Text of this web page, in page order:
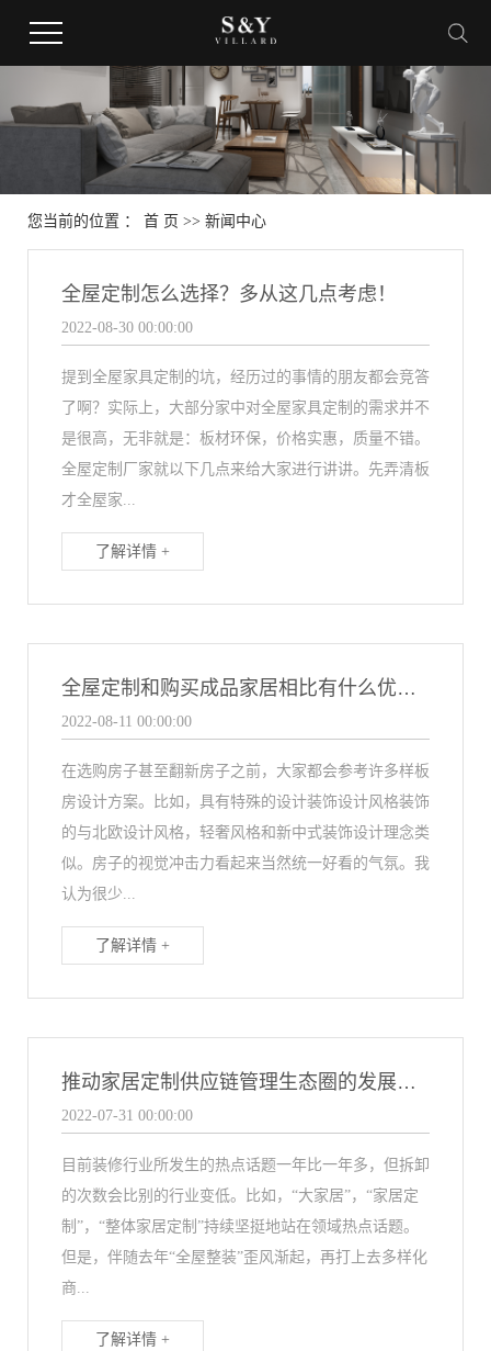
您当前的位置 ： 首 页 >> 新闻中心
全屋定制怎么选择？多从这几点考虑！
2022-08-30 00:00:00
提到全屋家具定制的坑，经历过的事情的朋友都会竞答
了啊？实际上，大部分家中对全屋家具定制的需求并不
是很高，无非就是：板材环保，价格实惠，质量不错。
全屋定制厂家就以下几点来给大家进行讲讲。先弄清板
才全屋家...
了解详情 +
全屋定制和购买成品家居相比有什么优势？
2022-08-11 00:00:00
在选购房子甚至翻新房子之前，大家都会参考许多样板
房设计方案。比如，具有特殊的设计装饰设计风格装饰
的与北欧设计风格，轻奢风格和新中式装饰设计理念类
似。房子的视觉冲击力看起来当然统一好看的气氛。我
认为很少...
了解详情 +
推动家居定制供应链管理生态圈的发展趋势
2022-07-31 00:00:00
目前装修行业所发生的热点话题一年比一年多，但拆卸
的次数会比别的行业变低。比如，“大家居”，“家居定
制”，“整体家居定制”持续坚挺地站在领域热点话题。
但是，伴随去年“全屋整装”歪风渐起，再打上去多样化
商...
了解详情 +